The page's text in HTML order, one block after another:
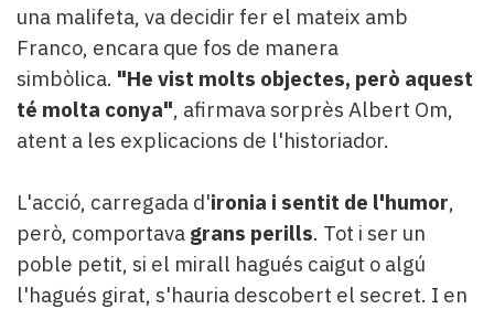
una malifeta, va decidir fer el mateix amb
Franco, encara que fos de manera
simbòlica. "He vist molts objectes, però aquest
té molta conya", afirmava sorprès Albert Om,
atent a les explicacions de l'historiador.
L'acció, carregada d'ironia i sentit de l'humor,
però, comportava grans perills. Tot i ser un
poble petit, si el mirall hagués caigut o algú
l'hagués girat, s'hauria descobert el secret. I en